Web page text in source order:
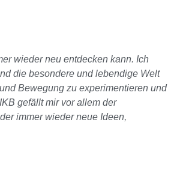
wieder neu entdecken kann. Ich
die besondere und lebendige Welt
Bewegung zu experimentieren und
gefällt mir vor allem der
immer wieder neue Ideen,